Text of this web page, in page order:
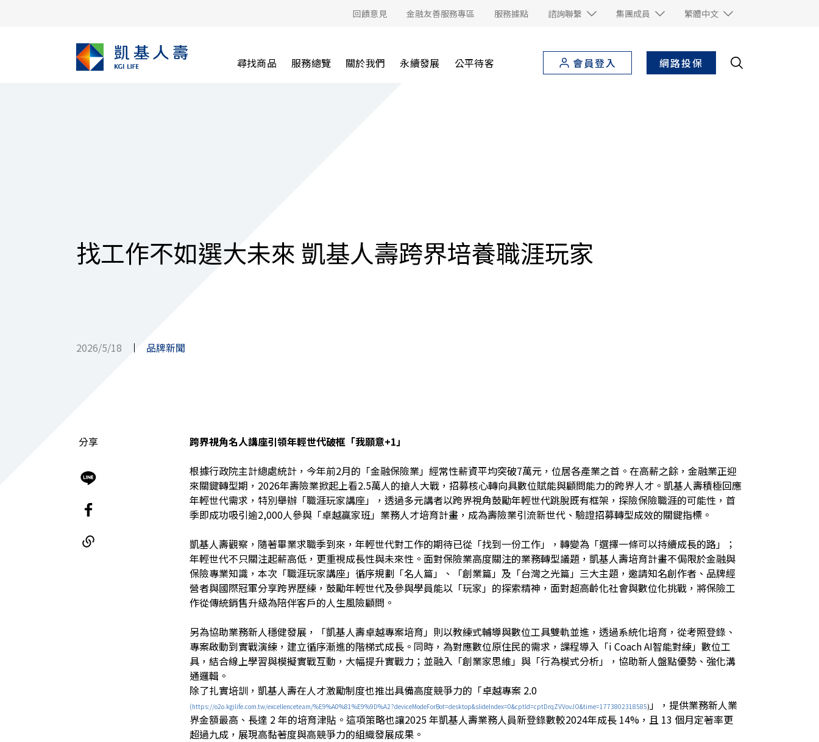
回饋意見 金融友善服務專區 服務據點 諮詢聯繫 集團成員 繁體中文
尋找商品 服務總覽 關於我們 永續發展 公平待客 會員登入 網路投保
找工作不如選大未來 凱基人壽跨界培養職涯玩家
2026/5/18 品牌新聞
分享
跨界視角名人講座引領年輕世代破框「我願意+1」
根據行政院主計總處統計，今年前2月的「金融保險業」經常性薪資平均突破7萬元，位居各產業之首。在高薪之餘，金融業正迎
來關鍵轉型期，2026年壽險業掀起上看2.5萬人的搶人大戰，招募核心轉向具數位賦能與顧問能力的跨界人才。凱基人壽積極回應
年輕世代需求，特別舉辦「職涯玩家講座」，透過多元講者以跨界視角鼓勵年輕世代跳脫既有框架，探險保險職涯的可能性，首
季即成功吸引逾2,000人參與「卓越贏家班」業務人才培育計畫，成為壽險業引流新世代、驗證招募轉型成效的關鍵指標。
凱基人壽觀察，隨著畢業求職季到來，年輕世代對工作的期待已從「找到一份工作」，轉變為「選擇一條可以持續成長的路」；
年輕世代不只關注起薪高低，更重視成長性與未來性。面對保險業高度關注的業務轉型議題，凱基人壽培育計畫不侷限於金融與
保險專業知識，本次「職涯玩家講座」循序規劃「名人篇」、「創業篇」及「台灣之光篇」三大主題，邀請知名創作者、品牌經
營者與國際冠軍分享跨界歷練，鼓勵年輕世代及參與學員能以「玩家」的探索精神，面對超高齡化社會與數位化挑戰，將保險工
作從傳統銷售升級為陪伴客戶的人生風險顧問。
另為協助業務新人穩健發展，「凱基人壽卓越專案培育」則以教練式輔導與數位工具雙軌並進，透過系統化培育，從考照登錄、
專案啟動到實戰演練，建立循序漸進的階梯式成長。同時，為對應數位原住民的需求，課程導入「i Coach AI智能對練」數位工
具，結合線上學習與模擬實戰互動，大幅提升實戰力；並融入「創業家思維」與「行為模式分析」，協助新人盤點優勢、強化溝
通邏輯。
除了扎實培訓，凱基人壽在人才激勵制度也推出具備高度競爭力的「卓越專案 2.0
(https://o2o.kgilife.com.tw/excellenceteam/%E9%A0%81%E9%9D%A2?deviceModeForBot=desktop&slideIndex=0&cptId=cptDrqZVVovJO&time=1773802318585)」，提供業務新人業
界金額最高、長達 2 年的培育津貼。這項策略也讓2025 年凱基人壽業務人員新登錄數較2024年成長 14%，且 13 個月定著率更
超過九成，展現高黏著度與高競爭力的組織發展成果。